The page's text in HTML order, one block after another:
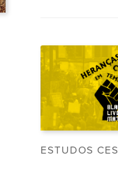
ESTUDOS CES